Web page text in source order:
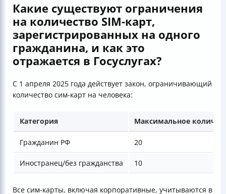
Какие существуют ограничения
на количество SIM-карт,
зарегистрированных на одного
гражданина, и как это
отражается в Госуслугах?
С 1 апреля 2025 года действует закон, ограничивающий
количество сим-карт на человека:
Категория Максимальное
Гражданин РФ 20
Иностранец/без гражданства 10
Все сим-карты, включая корпоративные, учитываются в